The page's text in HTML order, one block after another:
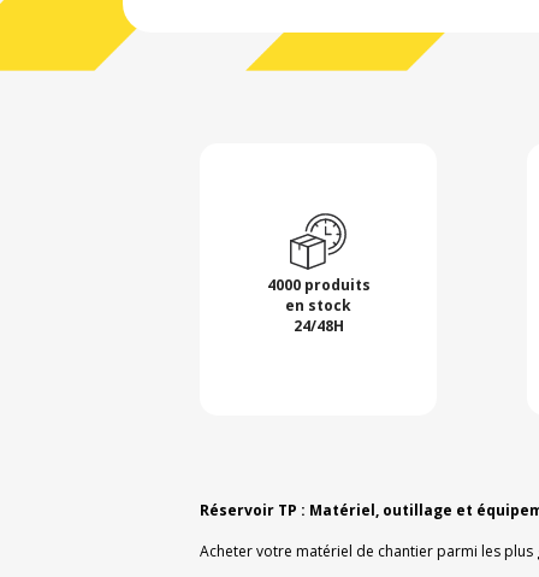
4000 produits
en stock
24/48H
Réservoir TP : Matériel, outillage et
Acheter votre matériel de chantier parmi les